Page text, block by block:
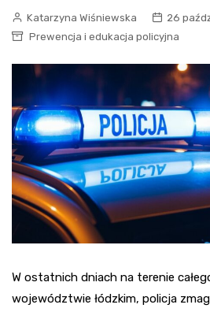
Katarzyna Wiśniewska
26
Prewencja i edukacja policyjna
W ostatnich dniach na terenie
województwie łódzkim, policja